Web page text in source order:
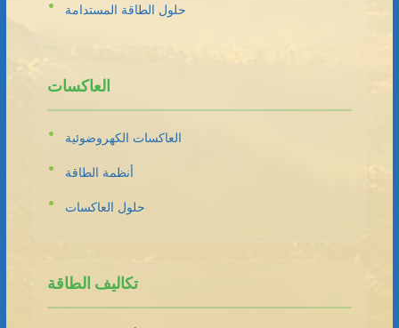
حلول الطاقة المستدامة
العاكسات
العاكسات الكهروضوئية
أنظمة الطاقة
حلول العاكسات
تكاليف الطاقة